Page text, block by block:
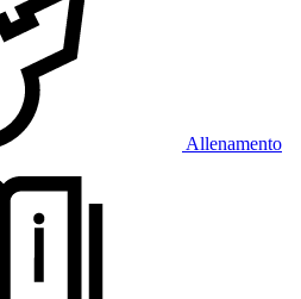
Allenamento